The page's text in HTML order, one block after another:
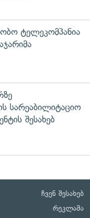
ტელეკომპანია
სარეაბილიტაციო
შესახებ
ჩვენ შესახებ
რეკლამა